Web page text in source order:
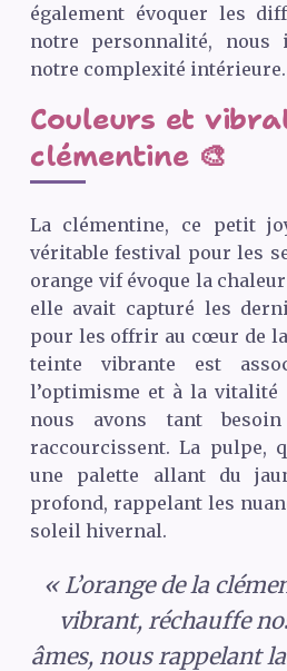
également évoquer les
notre personnalité, nous
notre complexité intérieure.
Couleurs et
clémentine 🎨
La clémentine, ce petit
véritable festival pour les
orange vif évoque la
elle avait capturé les
pour les offrir au cœur de
teinte vibrante est
l’optimisme et à la
nous avons tant
raccourcissent. La pulpe,
une palette allant du
profond, rappelant les
soleil hivernal.
« L’orange de la
vibrant, réchauffe
âmes, nous rappelant